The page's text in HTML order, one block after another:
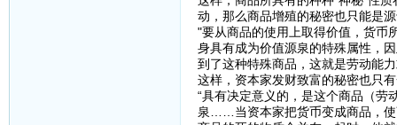
动，那么商品增殖的秘密也只能是
"要从商品的使用上取得价值，货币
身具有成为价值源泉的特殊属性，
到了这种特殊商品，这就是劳动能
这样，资本家发财致富的秘密也只
“具有决定意义的，是这个商品（劳
泉……当资本家把货币变成商品，使